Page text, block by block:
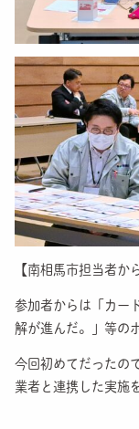
【南相馬市担当者か
参加者からは「カー
解が進んだ。」等の
今回初めてだったの
業者と連携した実施